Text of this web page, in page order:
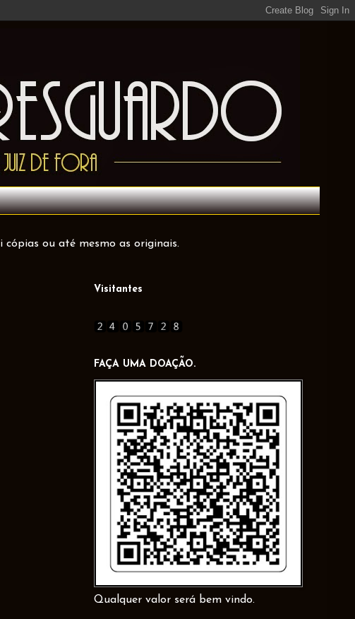
ou até mesmo as originais.
Visitantes
FAÇA UMA DOAÇÃO.
Qualquer valor será bem vindo.